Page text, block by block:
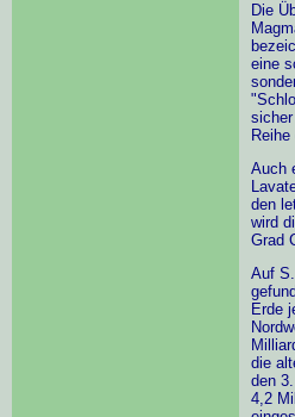
Die
eine
Auch
den
wird
Grad
Auf
Erde
die
den
4,2